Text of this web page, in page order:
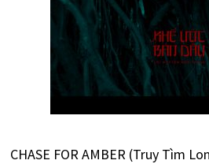
CHASE FOR AMBER (Truy Tìm